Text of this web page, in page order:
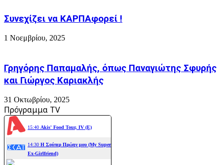
Συνεχίζει να ΚΑΡΠΑφορεί !
1 Νοεμβρίου, 2025
Γρηγόρης Παπαμαλής, όπως Παναγιώτης Σφυρής
και Γιώργος Καριακλής
31 Οκτωβρίου, 2025
Πρόγραμμα TV